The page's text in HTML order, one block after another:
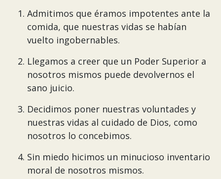
Admitimos que éramos impotentes ante la
comida, que nuestras vidas se habían
vuelto ingobernables.
Llegamos a creer que un Poder Superior a
nosotros mismos puede devolvernos el
sano juicio.
Decidimos poner nuestras voluntades y
nuestras vidas al cuidado de Dios, como
nosotros lo concebimos.
Sin miedo hicimos un minucioso inventario
moral de nosotros mismos.